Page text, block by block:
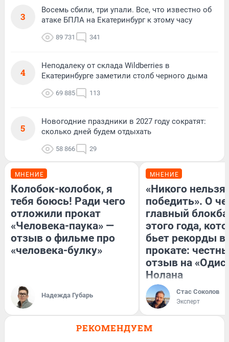
3
Восемь сбили, три упали. Все, что известно об
атаке БПЛА на Екатеринбург к этому часу
89 731 341
4
Неподалеку от склада Wildberries в
Екатеринбурге заметили столб черного дыма
69 885 113
5
Новогодние праздники в 2027 году сократят:
сколько дней будем отдыхать
58 866 29
МНЕНИЕ
Колобок-колобок, я
тебя боюсь! Ради чего
отложили прокат
«Человека-паука» —
отзыв о фильме про
«человека-булку»
Надежда Губарь
МНЕНИЕ
«Никого нельзя
победить». О
главный
этого года,
бьет рекорды в
прокате:
отзыв на
Нолана
Стас Соколов
Эксперт
РЕКОМЕНДУЕМ